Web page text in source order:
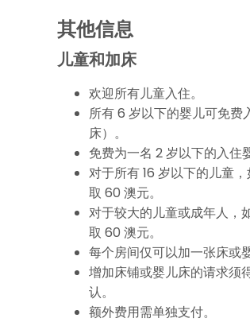
其他信息
儿童和加床
欢迎所有儿童入住。
所有 6 岁以下的婴儿可免费
床）。
免费为一名 2 岁以下的入住
对于所有 16 岁以下的儿童
取 60 澳元。
对于较大的儿童或成年人，
取 60 澳元。
每个房间仅可以加一张床或
增加床铺或婴儿床的请求须
认。
额外费用需单独支付。